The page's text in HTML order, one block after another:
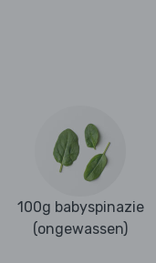
100g babyspinazie
(ongewassen)